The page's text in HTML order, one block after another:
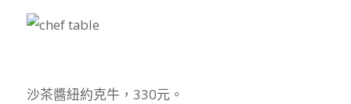
沙茶醬紐約克牛，330元。